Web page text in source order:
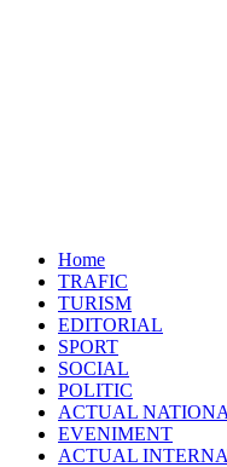
Home
TRAFIC
TURISM
EDITORIAL
SPORT
SOCIAL
POLITIC
ACTUAL
EVENIMENT
ACTUAL